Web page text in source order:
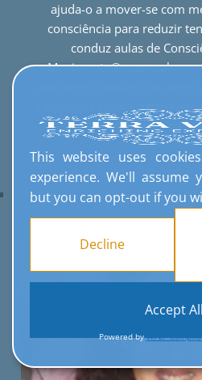
ajuda-o a mover-se com
consciência para reduzir
conduz aulas de
Movimento® que acalmam
devolvem confiança ao
respeitosa e clara para quem
limitações de
This website uses
experience. We'll assume
but you can opt-out if you
Decline
Accept All
Powered byWPLP